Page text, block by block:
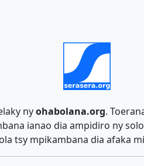
nyohabolana.org.
ianao dia ampidiro ny
tsy mpikambana dia afaka